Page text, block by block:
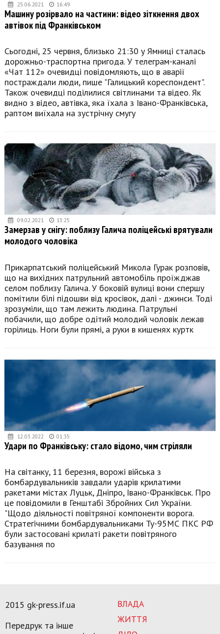
25.06.2021 16:49
Машину розірвало на частини: відео зіткнення двох
автівок під Франківськом
Сьогодні, 25 червня, близько 21:30 у Ямниці сталась
дорожньо-траспортна пригода. У телеграм-каналі
«Чат 112» очевидці повідомляють, що в аварії
постраждали люди, пише "Галицький кореспондент".
Також очевидці поділилися світлинами та відео. Як
видно з відео, автівка, яка їхала з Івано-Франківська,
раптом виїхала на зустрічну смугу
09.02.2021 13:25
Замерзав у снігу: поблизу Галича поліцейські врятували
молодого чоловіка
Прикарпатський поліцейський Микола Гурак розповів,
що на вихідних патрульний автомобіль проїжджав
селом поблизу Галича. У боковій вулиці вони спершу
помітили білі підошви від кросівок, далі - джинси. Тоді
зрозуміли, що там лежить людина. Патрульні
побачили, що добре одітий молодий чоловік лежав
горілиць. Ноги були прямі, а руки в кишенях куртк
12.03.2022 01:35
Удари по Франківську: стало відомо, чим стріляли
На світанку, 11 березня, ворожі війська з
бомбардувальників завдали ударів крилатими
ракетами містах Луцьк, Дніпро, Івано-Франківськ. Про
це повідомили в Генштабі Збройних Сил України.
"Щодо діяльності повітряної компоненти ворога.
Стратегічними бомбардувальниками Ту-95МС ПКС РФ
були застосовані крилаті ракети повітряного
базування по
ВЛАДА
ЖИТТЯ
2015 gk-press.if.ua
Передрук та інше